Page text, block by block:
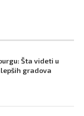
Šta videti u
gradova